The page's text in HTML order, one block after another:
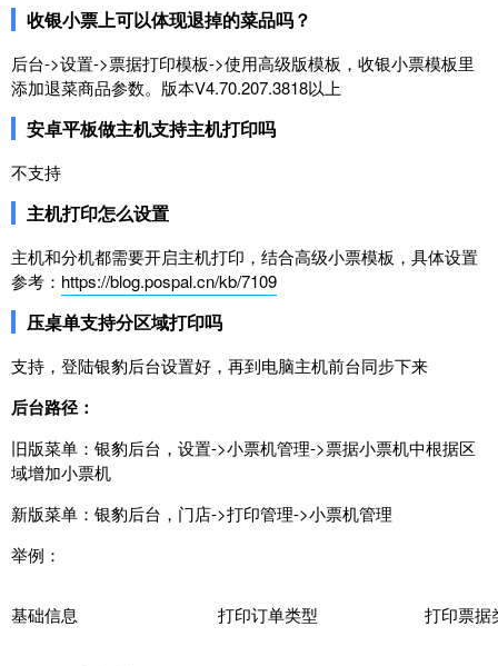
收银小票上可以体现退掉的菜品吗？
后台->设置->票据打印模板->使用高级版模板，收银小票模板里
添加退菜商品参数。版本V4.70.207.3818以上
安卓平板做主机支持主机打印吗
不支持
主机打印怎么设置
主机和分机都需要开启主机打印，结合高级小票模板，具体设置
参考： https://blog.pospal.cn/kb/7109
压桌单支持分区域打印吗
支持，登陆银豹后台设置好，再到电脑主机前台同步下来
后台路径：
旧版菜单：银豹后台，设置->小票机管理->票据小票机中根据区
域增加小票机
新版菜单：银豹后台，门店->打印管理->小票机管理
举例：
基础信息 打印订单类型 打印票据